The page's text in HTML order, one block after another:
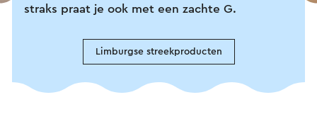
straks praat je ook met een zachte G.
Limburgse streekproducten